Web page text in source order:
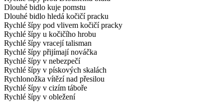
Dlouhé bidlo kuje pomstu
Dlouhé bidlo hledá kočičí pracku
Rychlé šípy pod vlivem kočičí pracky
Rychlé šípy u kočičího hrobu
Rychlé šípy vracejí talisman
Rychlé šípy přijímají nováčka
Rychlé šípy v nebezpečí
Rychlé šípy v pískových skalách
Rychlonožka vítězí nad přesilou
Rychlé šípy v cizím táboře
Rychlé šípy v obležení